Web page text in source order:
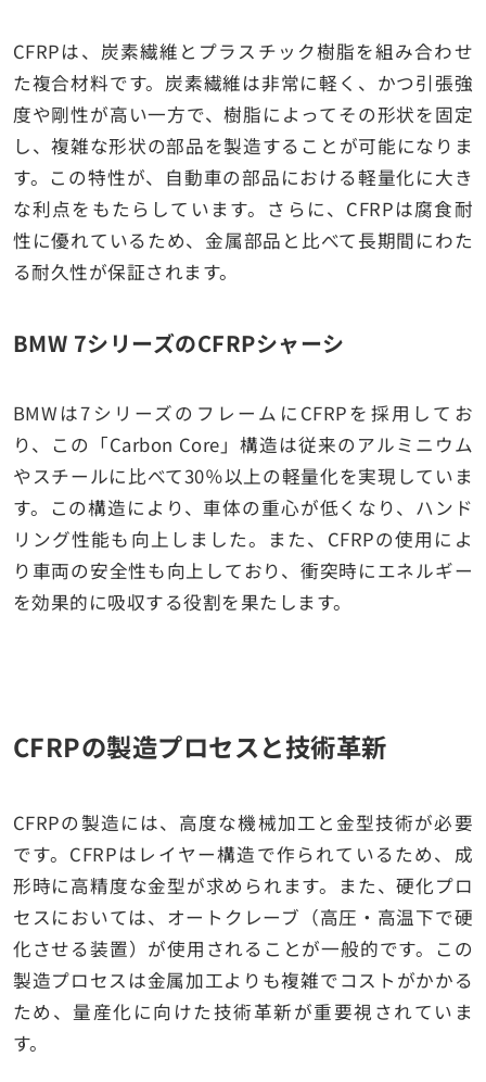
CFRPは、炭素繊維とプラスチック樹脂を組み合わせ
た複合材料です。炭素繊維は非常に軽く、かつ引張強
度や剛性が高い一方で、樹脂によってその形状を固定
し、複雑な形状の部品を製造することが可能になりま
す。この特性が、自動車の部品における軽量化に大き
な利点をもたらしています。さらに、CFRPは腐食耐
性に優れているため、金属部品と比べて長期間にわた
る耐久性が保証されます。
BMW 7シリーズのCFRPシャーシ
BMWは7シリーズのフレームにCFRPを採用してお
り、この「Carbon Core」構造は従来のアルミニウム
やスチールに比べて30％以上の軽量化を実現していま
す。この構造により、車体の重心が低くなり、ハンド
リング性能も向上しました。また、CFRPの使用によ
り車両の安全性も向上しており、衝突時にエネルギー
を効果的に吸収する役割を果たします。
CFRPの製造プロセスと技術革新
CFRPの製造には、高度な機械加工と金型技術が必要
です。CFRPはレイヤー構造で作られているため、成
形時に高精度な金型が求められます。また、硬化プロ
セスにおいては、オートクレーブ（高圧・高温下で硬
化させる装置）が使用されることが一般的です。この
製造プロセスは金属加工よりも複雑でコストがかかる
ため、量産化に向けた技術革新が重要視されていま
す。